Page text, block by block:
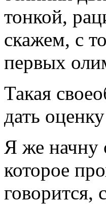
тонкой,
скажем, с
первых
Такая
дать
Я же начну
которое
говорится,